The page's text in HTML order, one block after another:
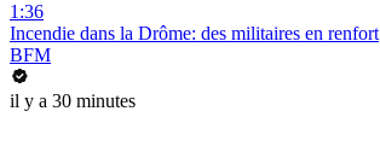
1:36
Incendie dans la Drôme: des militaires en renfort
BFM
il y a 30 minutes